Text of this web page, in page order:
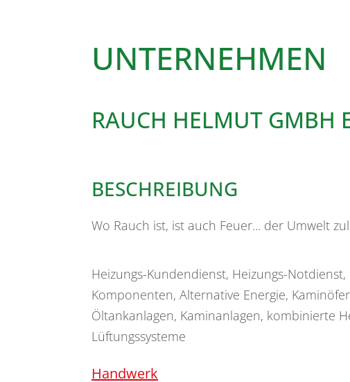
UNTERNEHMEN
RAUCH HELMUT GMBH
BESCHREIBUNG
Wo Rauch ist, ist auch Feuer... der Umwelt
Heizungs-Kundendienst, Heizungs-Notdienst,
Komponenten, Alternative Energie,
Öltankanlagen, Kaminanlagen, kombinierte
Lüftungssysteme
Handwerk